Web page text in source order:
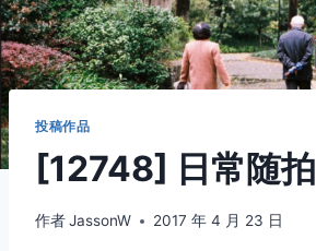
投稿作品
[12748] 日常随拍
作者JassonW 2017 年 4 月 23 日